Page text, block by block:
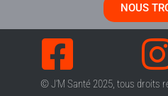
NOUS
© J’M Santé 2025, tous droits